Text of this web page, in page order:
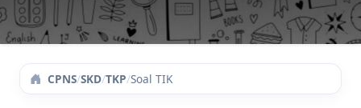
CPNS/SKD/TKP/Soal TIK